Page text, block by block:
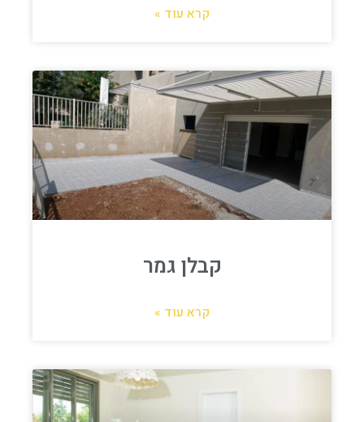
קרא עוד »
קבלן גמר
קרא עוד »